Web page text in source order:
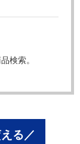
検索。
る／